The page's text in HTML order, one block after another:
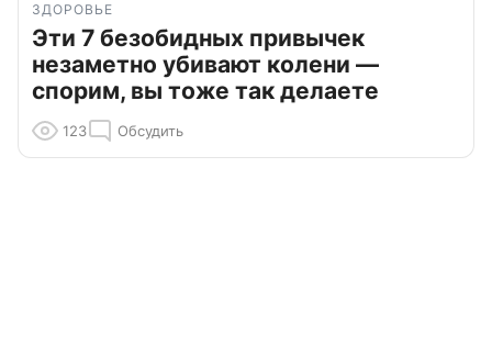
ЗДОРОВЬЕ
Эти 7 безобидных привычек
незаметно убивают колени —
спорим, вы тоже так делаете
123 Обсудить